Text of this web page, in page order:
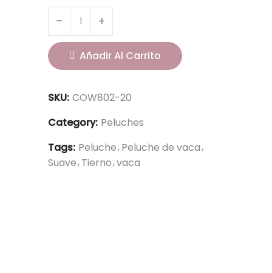
Añadir Al Carrito
SKU: COW802-20
Category: Peluches
Tags: Peluche Peluche de vaca
Suave Tierno vaca